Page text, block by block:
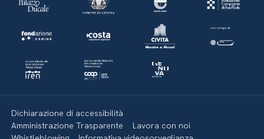
Dichiarazione di accessibilità
Amministrazione Trasparente
Lavora con noi